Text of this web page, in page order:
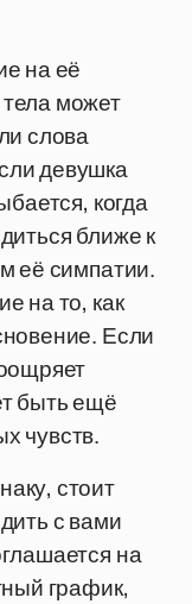
на её
может
слова
девушка
когда
ближе к
её симпатии.
на то, как
Если
быть ещё
чувств.
стоит
с вами
на
график,